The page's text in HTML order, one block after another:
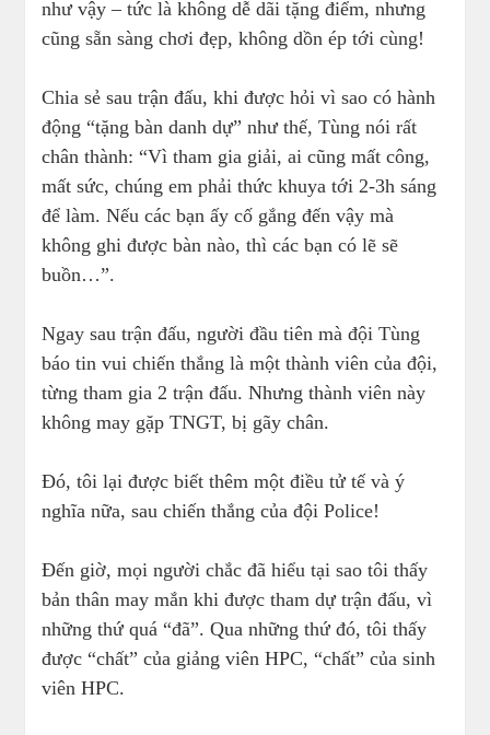
như vậy – tức là không dễ dãi tặng điểm, nhưng
cũng sẵn sàng chơi đẹp, không dồn ép tới cùng!
Chia sẻ sau trận đấu, khi được hỏi vì sao có hành
động “tặng bàn danh dự” như thế, Tùng nói rất
chân thành: “Vì tham gia giải, ai cũng mất công,
mất sức, chúng em phải thức khuya tới 2-3h sáng
để làm. Nếu các bạn ấy cố gắng đến vậy mà
không ghi được bàn nào, thì các bạn có lẽ sẽ
buồn…”.
Ngay sau trận đấu, người đầu tiên mà đội Tùng
báo tin vui chiến thắng là một thành viên của đội,
từng tham gia 2 trận đấu. Nhưng thành viên này
không may gặp TNGT, bị gãy chân.
Đó, tôi lại được biết thêm một điều tử tế và ý
nghĩa nữa, sau chiến thắng của đội Police!
Đến giờ, mọi người chắc đã hiểu tại sao tôi thấy
bản thân may mắn khi được tham dự trận đấu, vì
những thứ quá “đã”. Qua những thứ đó, tôi thấy
được “chất” của giảng viên HPC, “chất” của sinh
viên HPC.